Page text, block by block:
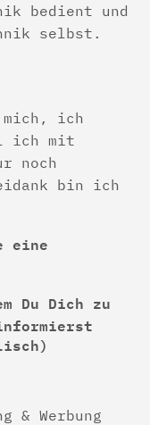
bedient und
selbst.
mich, ich
ich mit
noch
bin ich
eine
Du Dich zu
& Werbung